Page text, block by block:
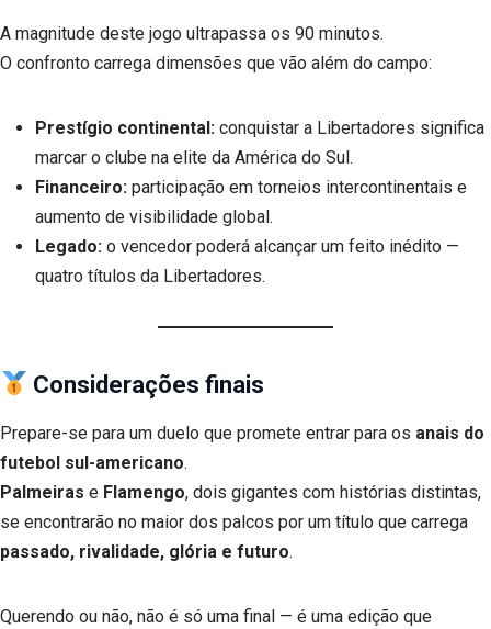
A magnitude deste jogo ultrapassa os 90 minutos.
O confronto carrega dimensões que vão além do campo:
Prestígio continental: conquistar a Libertadores significa
marcar o clube na elite da América do Sul.
Financeiro: participação em torneios intercontinentais e
aumento de visibilidade global.
Legado: o vencedor poderá alcançar um feito inédito —
quatro títulos da Libertadores.
Considerações finais
Prepare-se para um duelo que promete entrar para os anais do
futebol sul-americano.
Palmeiras e Flamengo, dois gigantes com histórias distintas,
se encontrarão no maior dos palcos por um título que carrega
passado, rivalidade, glória e futuro.
Querendo ou não, não é só uma final — é uma edição que